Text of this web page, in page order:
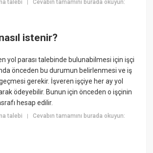
talebi |Cevabın tamamını burada okuyun:
istenir?
yol parası talebinde bulunabilmesi için işçi
önceden bu durumun belirlenmesi ve iş
gerekir. İşveren işçiye her ay yol
ödeyebilir. Bunun için önceden o işçinin
hesap edilir.
talebi |Cevabın tamamını burada okuyun: